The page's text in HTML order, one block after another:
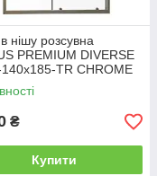
нішу розсувна
PREMIUM DIVERSE
TR CHROME
скло 5 мм (MI6874)
₴
Купити